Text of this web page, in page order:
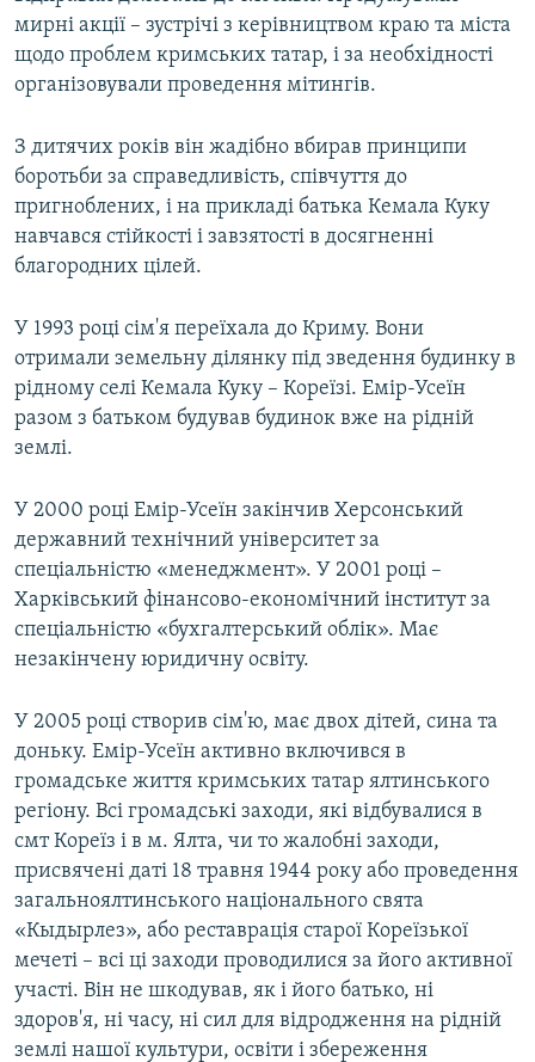
мирні акції – зустрічі з керівництвом краю та міста
щодо проблем кримських татар, і за необхідності
організовували проведення мітингів.
З дитячих років він жадібно вбирав принципи
боротьби за справедливість, співчуття до
пригноблених, і на прикладі батька Кемала Куку
навчався стійкості і завзятості в досягненні
благородних цілей.
У 1993 році сім'я переїхала до Криму. Вони
отримали земельну ділянку під зведення будинку в
рідному селі Кемала Куку – Кореїзі. Емір-Усеїн
разом з батьком будував будинок вже на рідній
землі.
У 2000 році Емір-Усеїн закінчив Херсонський
державний технічний університет за
спеціальністю «менеджмент». У 2001 році –
Харківський фінансово-економічний інститут за
спеціальністю «бухгалтерський облік». Має
незакінчену юридичну освіту.
У 2005 році створив сім'ю, має двох дітей, сина та
доньку. Емір-Усеїн активно включився в
громадське життя кримських татар ялтинського
регіону. Всі громадські заходи, які відбувалися в
смт Кореїз і в м. Ялта, чи то жалобні заходи,
присвячені даті 18 травня 1944 року або проведення
загальноялтинського національного свята
«Кыдырлез», або реставрація старої Кореїзької
мечеті – всі ці заходи проводилися за його активної
участі. Він не шкодував, як і його батько, ні
здоров'я, ні часу, ні сил для відродження на рідній
землі нашої культури, освіти і збереження